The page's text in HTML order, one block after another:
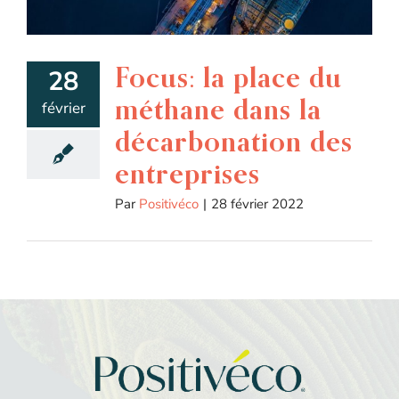
28
février
Focus: la place du
méthane dans la
décarbonation des
entreprises
Par Positivéco | 28 février 2022